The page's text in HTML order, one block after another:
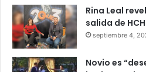
Rina Leal
salida de
septiembre 4,
Novio es